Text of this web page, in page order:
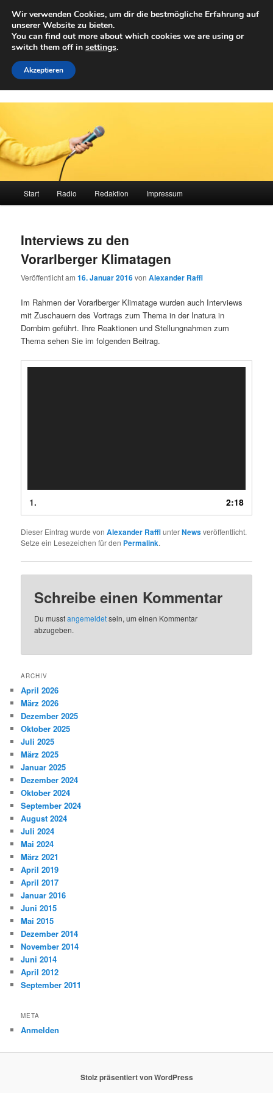
primären
Inhalt
springenAchwelle
Campus Medien der Fachhochschule Vorarlberg
Start Radio Redaktion Impressum
Interviews zu den
Vorarlberger Klimatagen
Veröffentlicht am16. Januar 2016vonAlexander Raffl
Im Rahmen der Vorarlberger Klimatage wurden auch Interviews
mit Zuschauern des Vortrags zum Thema in der Inatura in
Dornbirn geführt. Ihre Reaktionen und Stellungnahmen zum
Thema sehen Sie im folgenden Beitrag.
1. 2:18
Dieser Eintrag wurde vonAlexander RafflunterNewsveröffentlicht.
Setze ein Lesezeichen für den Permalink.
Schreibe einen Kommentar
Du musstangemeldetsein, um einen Kommentar
abzugeben.
ARCHIV
April 2026
März 2026
Dezember 2025
Oktober 2025
Juli 2025
März 2025
Januar 2025
Dezember 2024
Oktober 2024
September 2024
August 2024
Juli 2024
Mai 2024
März 2021
April 2019
April 2017
Januar 2016
Juni 2015
Mai 2015
Dezember 2014
November 2014
Juni 2014
April 2012
September 2011
META
Anmelden
Stolz präsentiert von WordPress
Wir verwenden Cookies, um dir die bestmögliche Erfahrung auf
unserer Website zu bieten.
You can find out more about which cookies we are using or
switch them off in settings.
Akzeptieren